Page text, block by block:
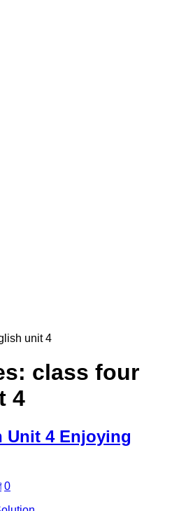
unit 4
class four
4
Unit 4 Enjoying
0